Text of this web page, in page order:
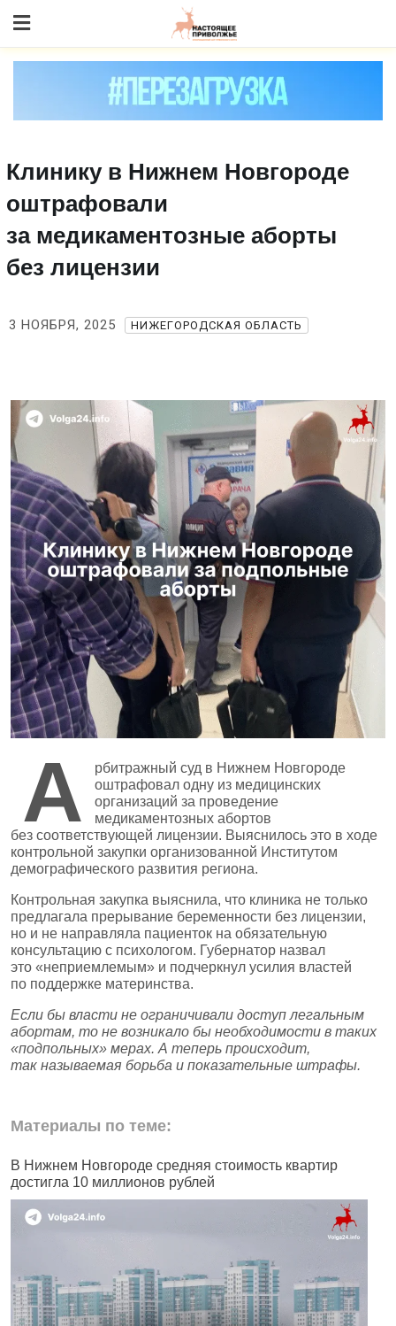
to content
Клинику в Нижнем Новгороде
оштрафовали
за медикаментозные аборты
без лицензии
3 НОЯБРЯ, 2025 НИЖЕГОРОДСКАЯ ОБЛАСТЬ
А
рбитражный суд в Нижнем Новгороде
оштрафовал одну из медицинских
организаций за проведение
медикаментозных абортов
без соответствующей лицензии. Выяснилось это в ходе
контрольной закупки организованной Институтом
демографического развития региона.
Контрольная закупка выяснила, что клиника не только
предлагала прерывание беременности без лицензии,
но и не направляла пациенток на обязательную
консультацию с психологом. Губернатор назвал
это «неприемлемым» и подчеркнул усилия властей
по поддержке материнства.
Если бы власти не ограничивали доступ легальным
абортам, то не возникало бы необходимости в таких
«подпольных» мерах. А теперь происходит,
так называемая борьба и показательные штрафы.
Материалы по теме:
В Нижнем Новгороде средняя стоимость квартир
достигла 10 миллионов рублей